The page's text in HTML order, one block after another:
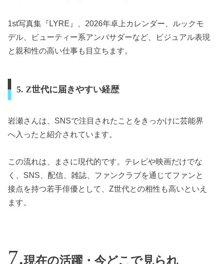
1st写真集『LYRE』、2026年卓上カレンダー、ルックモ
デル、ビューティー系アンバサダーなど、ビジュアル表現
と親和性の高い仕事も目立ちます。
5. Z世代に届きやすい経歴
岩瀬さんは、SNSで注目されたことをきっかけに芸能界
へ入ったと紹介されています。
この流れは、まさに現代的です。テレビや映画だけでな
く、SNS、配信、雑誌、ファンクラブを通じてファンと
接点を持つ若手俳優として、Z世代との相性も高いといえ
ます。
現在の活躍・今どこで見られ